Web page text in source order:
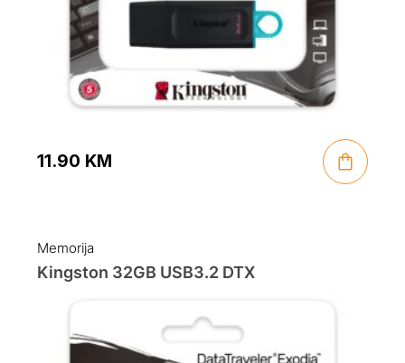
11.90 KM
Memorija
Kingston 32GB USB3.2 DTX